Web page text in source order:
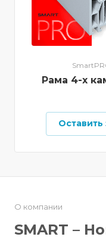
Рама 4-х
Оставить
О компании
SMART –